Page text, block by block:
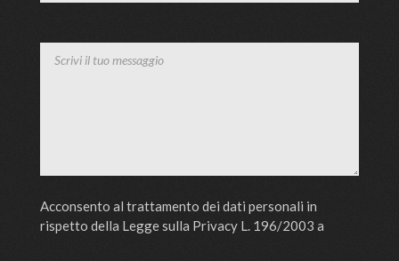
Acconsento al trattamento dei dati personali in
rispetto della Legge sulla Privacy L. 196/2003 a